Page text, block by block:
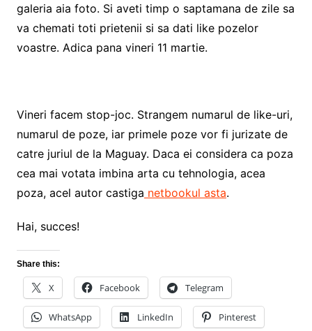
galeria aia foto. Si aveti timp o saptamana de zile sa
va chemati toti prietenii si sa dati like pozelor
voastre. Adica pana vineri 11 martie.
Vineri facem stop-joc. Strangem numarul de like-uri,
numarul de poze, iar primele poze vor fi jurizate de
catre juriul de la Maguay. Daca ei considera ca poza
cea mai votata imbina arta cu tehnologia, acea
poza, acel autor castiga netbookul asta.
Hai, succes!
Share this:
X Facebook Telegram
WhatsApp LinkedIn Pinterest